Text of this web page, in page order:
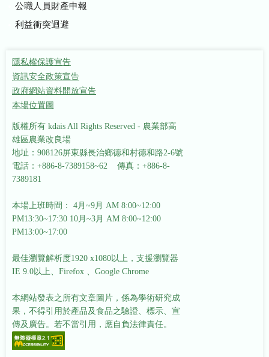
公職人員財產申報
利益衝突迴避
隱私權保護宣告
資訊安全政策宣告
政府網站資料開放宣告
本場位置圖
版權所有 kdais All Rights Reserved - 農業部高
雄區農業改良場
地址：908126屏東縣長治鄉德和村德和路2-6號
電話：+886-8-7389158~62 傳真：+886-8-
7389181
本場上班時間： 4月~9月 AM 8:00~12:00
PM13:30~17:30 10月~3月 AM 8:00~12:00
PM13:00~17:00
最佳瀏覽解析度1920 x1080以上，支援瀏覽器
IE 9.0以上、Firefox 、Google Chrome
本網站發表之所有文章圖片，係為學術研究成
果，不得引用於產品及食品之驗證、標示、宣
傳及廣告。若不當引用，應自負法律責任。